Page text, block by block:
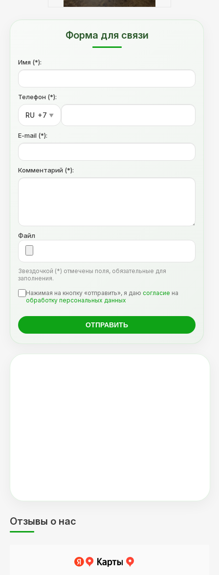
Форма для связи
Имя (*):
Телефон (*):
RU +7 ▼
E-mail (*):
Комментарий (*):
Файл
Звездочкой (*) отмечены поля, обязательные для
заполнения.
Нажимая на кнопку «отправить», я даю согласие на
обработку персональных данных
Отзывы о нас